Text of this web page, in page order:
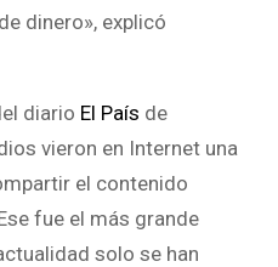
dinero», explicó
diario El País de
vieron en Internet una
el contenido
fue el más grande
solo se han